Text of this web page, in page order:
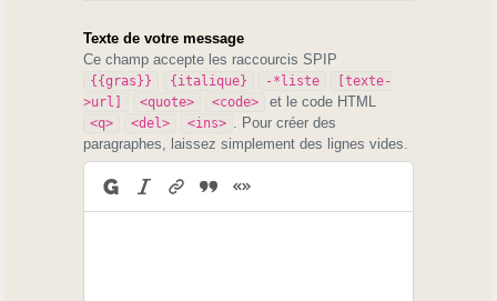
Texte de votre message
Ce champ accepte les raccourcis SPIP
{{gras}} {italique} -*liste
[texte-
>url]
<quote> <code> et le code HTML
<q> <del> <ins>
. Pour créer des
paragraphes, laissez simplement des lignes vides.